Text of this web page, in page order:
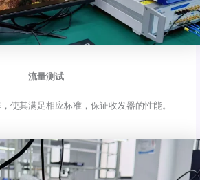
流量测试
使其满足相应标准，保证收发器的性能。